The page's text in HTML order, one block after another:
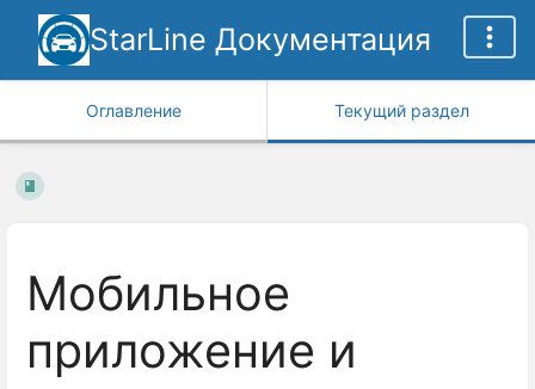
StarLine Документация
Оглавление Текущий раздел
Мобильное
приложение и